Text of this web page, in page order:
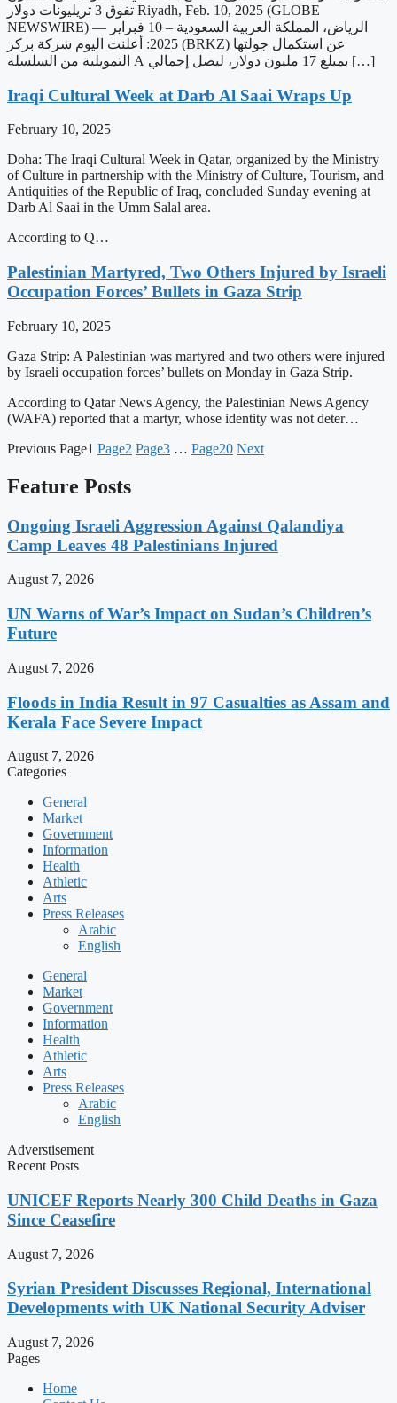
تفوق 3 تريليونات دولار Riyadh, Feb. 10, 2025 (GLOBE
NEWSWIRE) — الرياض، المملكة العربية السعودية – 10 فبراير
2025: أعلنت اليوم شركة بركز (BRKZ) عن استكمال جولتها
التمويلية من السلسلة A بمبلغ 17 مليون دولار، ليصل إجمالي […]
Iraqi Cultural Week at Darb Al Saai Wraps Up
February 10, 2025
Doha: The Iraqi Cultural Week in Qatar, organized by the Ministry
of Culture in partnership with the Ministry of Culture, Tourism, and
Antiquities of the Republic of Iraq, concluded Sunday evening at
Darb Al Saai in the Umm Salal area.
According to Q…
Palestinian Martyred, Two Others Injured by Israeli
Occupation Forces’ Bullets in Gaza Strip
February 10, 2025
Gaza Strip: A Palestinian was martyred and two others were injured
by Israeli occupation forces’ bullets on Monday in Gaza Strip.
According to Qatar News Agency, the Palestinian News Agency
(WAFA) reported that a martyr, whose identity was not deter…
Previous Page1 Page2 Page3 … Page20 Next
Feature Posts
Ongoing Israeli Aggression Against Qalandiya
Camp Leaves 48 Palestinians Injured
August 7, 2026
UN Warns of War’s Impact on Sudan’s Children’s
Future
August 7, 2026
Floods in India Result in 97 Casualties as Assam and
Kerala Face Severe Impact
August 7, 2026
Categories
General
Market
Government
Information
Health
Athletic
Arts
Press Releases
Arabic
English
General
Market
Government
Information
Health
Athletic
Arts
Press Releases
Arabic
English
Adverstisement
Recent Posts
UNICEF Reports Nearly 300 Child Deaths in Gaza
Since Ceasefire
August 7, 2026
Syrian President Discusses Regional, International
Developments with UK National Security Adviser
August 7, 2026
Pages
Home